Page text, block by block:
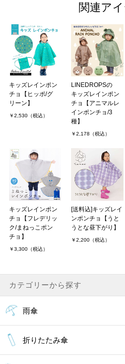
関連ア
キッズレインポン
チョ【ヒッポ/グ
リーン】
￥2,530（税込）
LINEDROPSの
キッズレインポン
チョ【アニマルレ
インポンチョ/3
種】
￥2,178（税込）
キッズレインポン
チョ【フレデリッ
ク/まねっこポン
チョ】
￥3,300（税込）
[送料込]キッズレイ
ンポンチョ【うと
うとな昼下がり】
￥2,200（税込）
カテゴリーから探す
雨傘
折りたたみ傘